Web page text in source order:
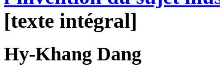
[texte intégral]
Hy-Khang Dang